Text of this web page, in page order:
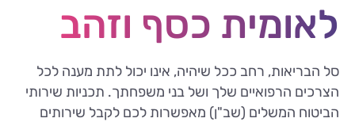
לאומית כסף וזהב
סל הבריאות, רחב ככל שיהיה, אינו יכול לתת מענה לכל
הצרכים הרפואיים שלך ושל בני משפחתך. תכניות שירותי
הביטוח המשלים (שב"ן) מאפשרות לכם לקבל שירותים